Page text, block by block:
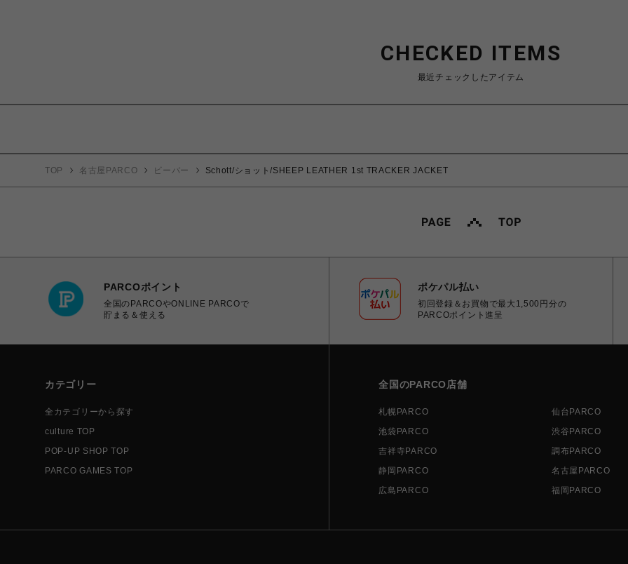
CHECKED ITEMS
最近チェックしたアイテム
TOP 名古屋PARCO ビーバー Schott/ショット/SHEEP LEATHER 1st TRACKER JACKET
PARCOポイント
全国のPARCOやONLINE PARCOで
貯まる＆使える
ポケパル払い
初回登録＆お買物で最大1,500円分の
PARCOポイント進呈
カテゴリー
全カテゴリーから探す
culture TOP
POP-UP SHOP TOP
PARCO GAMES TOP
全国のPARCO店舗
札幌PARCO 仙台PARCO
池袋PARCO
渋谷PARCO
吉祥寺PARCO
調布PARCO
静岡PARCO
名古屋PARCO
広島PARCO
福岡PARCO